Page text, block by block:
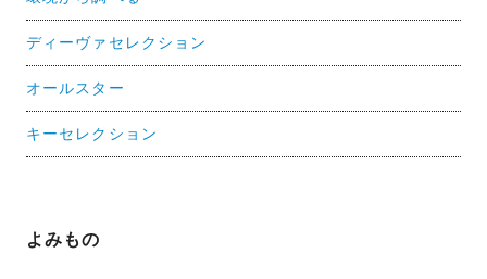
ディーヴァセレクション
オールスター
キーセレクション
よみもの